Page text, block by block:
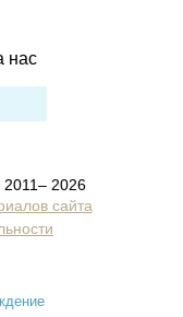
нас
2011– 2026
сайта